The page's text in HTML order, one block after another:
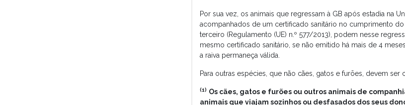
Por sua vez, os animais que regressam à GB após estadia na
acompanhados de um certificado sanitário no cumprimento
terceiro (Regulamento (UE) n.º 577/2013), podem nesse
mesmo certificado sanitário, se não emitido há mais de 4
a raiva permaneça válida.
Para outras espécies, que não cães, gatos e furões, devem ser
(1) Os cães, gatos e furões ou outros animais de
animais que viajam sozinhos ou desfasados dos seus